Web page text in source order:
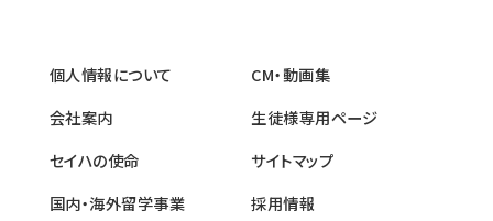
個人情報について
会社案内
セイハの使命
国内・海外留学事業
CM・動画集
生徒様専用ページ
サイトマップ
採用情報